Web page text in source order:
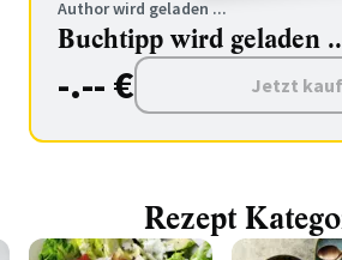
Author wird geladen ...
Buchtipp wird geladen
-.-- € Jetzt
Rezept